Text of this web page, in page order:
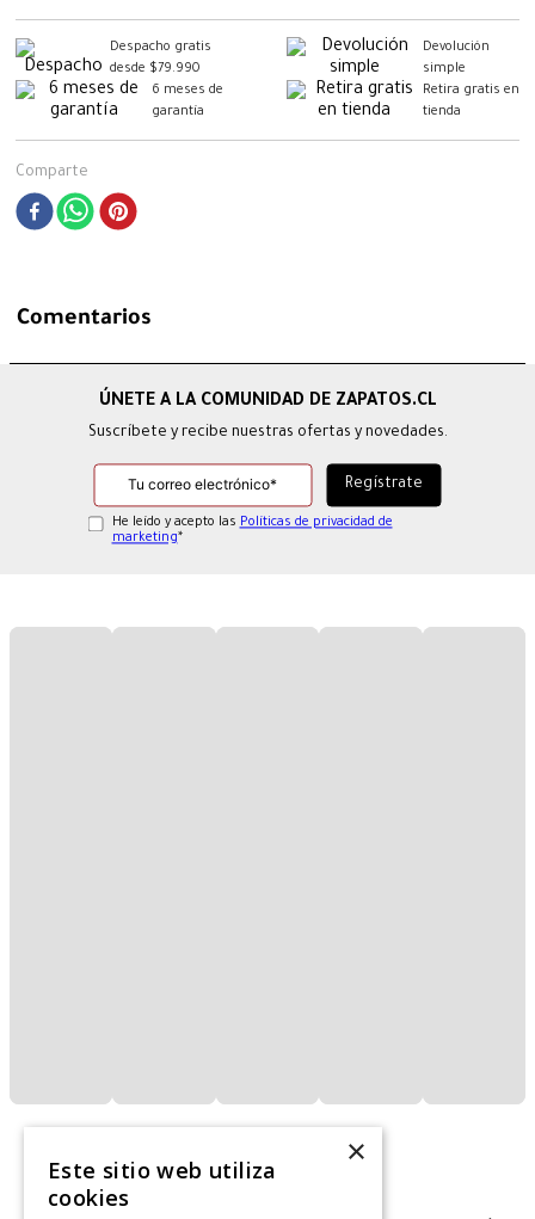
Despacho gratis
desde $79.990
Devolución
simple
6 meses de
garantía
Retira gratis en
tienda
Comparte
Comentarios
Suscríbete y recibe nuestras ofertas y novedades.
He leído y acepto las Políticas de privacidad de
marketing*
×
Este sitio web utiliza
cookies